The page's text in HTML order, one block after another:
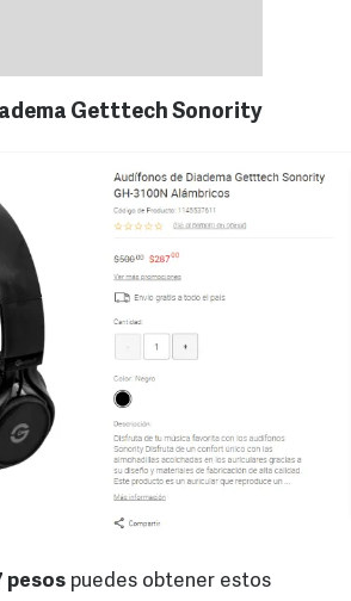
Getttech Sonority
pesos puedes obtener estos